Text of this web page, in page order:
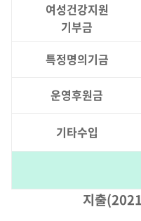
여성건강지원
기부금
특정명의기금
운영후원금
기타수입
지출